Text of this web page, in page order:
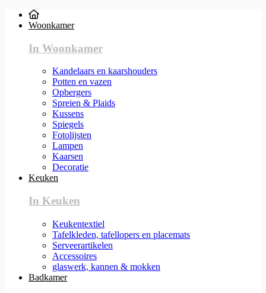
Woonkamer
In Woonkamer
Kandelaars en kaarshouders
Potten en vazen
Opbergers
Spreien & Plaids
Kussens
Spiegels
Fotolijsten
Lampen
Kaarsen
Decoratie
Keuken
In Keuken
Keukentextiel
Tafelkleden, tafellopers en placemats
Serveerartikelen
Accessoires
glaswerk, kannen & mokken
Badkamer